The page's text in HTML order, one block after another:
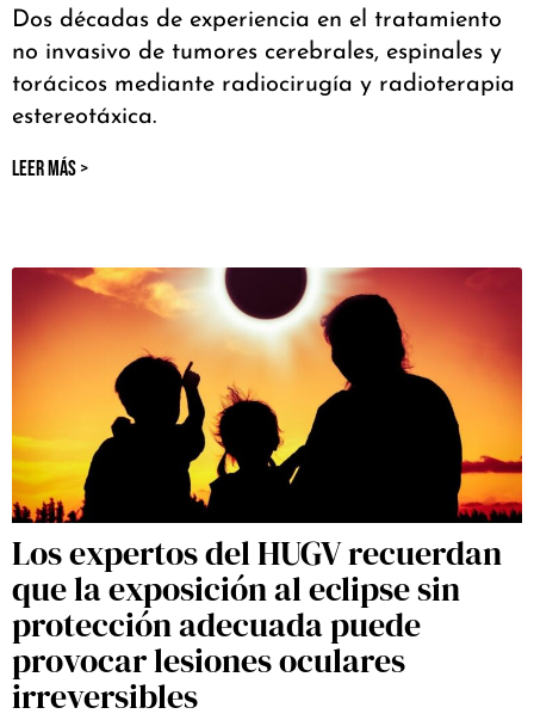
Dos décadas de experiencia en el tratamiento
no invasivo de tumores cerebrales, espinales y
torácicos mediante radiocirugía y radioterapia
estereotáxica.
LEER MÁS >
Los expertos del HUGV recuerdan
que la exposición al eclipse sin
protección adecuada puede
provocar lesiones oculares
irreversibles